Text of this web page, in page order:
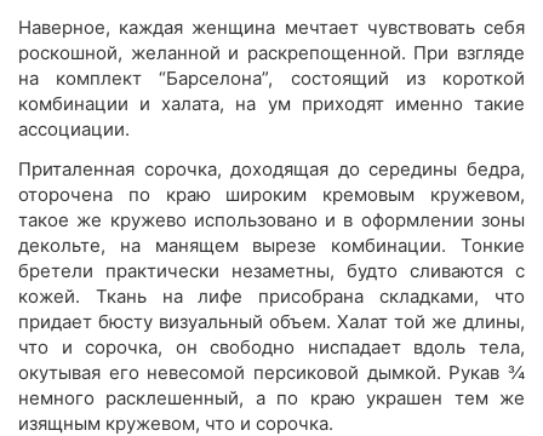
Наверное, каждая женщина мечтает чувствовать себя
роскошной, желанной и раскрепощенной. При взгляде
на комплект “Барселона”, состоящий из короткой
комбинации и халата, на ум приходят именно такие
ассоциации.
Приталенная сорочка, доходящая до середины бедра,
оторочена по краю широким кремовым кружевом,
такое же кружево использовано и в оформлении зоны
декольте, на манящем вырезе комбинации. Тонкие
бретели практически незаметны, будто сливаются с
кожей. Ткань на лифе присобрана складками, что
придает бюсту визуальный объем. Халат той же длины,
что и сорочка, он свободно ниспадает вдоль тела,
окутывая его невесомой персиковой дымкой. Рукав ¾
немного расклешенный, а по краю украшен тем же
изящным кружевом, что и сорочка.